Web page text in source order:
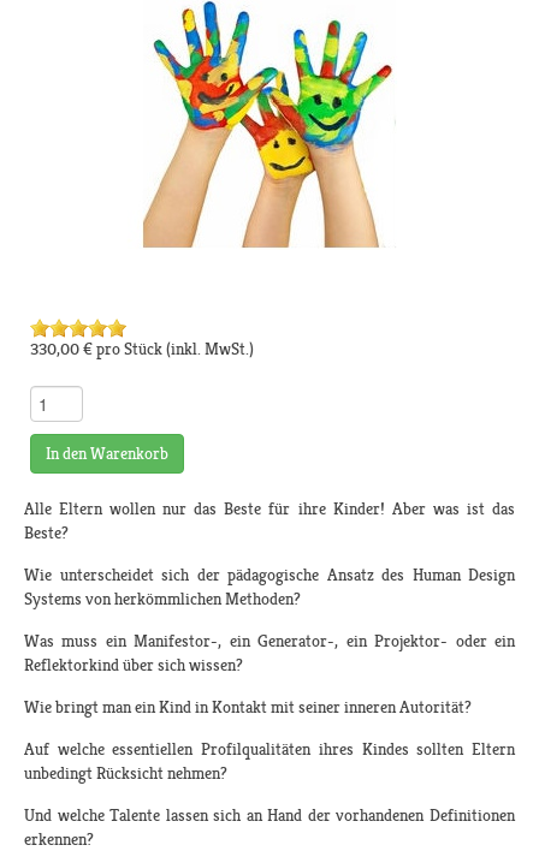
330,00 €pro Stück(inkl. MwSt.)
In den Warenkorb
Alle Eltern wollen nur das Beste für ihre Kinder! Aber was ist das
Beste?
Wie unterscheidet sich der pädagogische Ansatz des Human Design
Systems von herkömmlichen Methoden?
Was muss ein Manifestor-, ein Generator-, ein Projektor- oder ein
Reflektorkind über sich wissen?
Wie bringt man ein Kind in Kontakt mit seiner inneren Autorität?
Auf welche essentiellen Profilqualitäten ihres Kindes sollten Eltern
unbedingt Rücksicht nehmen?
Und welche Talente lassen sich an Hand der vorhandenen Definitionen
erkennen?